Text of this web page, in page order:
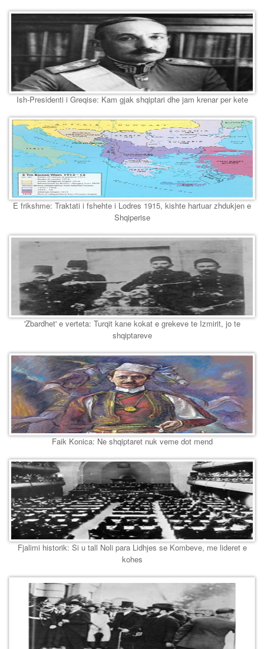
Ish-Presidenti i Greqise: Kam gjak shqiptari dhe jam krenar per kete
E frikshme: Traktati i fshehte i Lodres 1915, kishte hartuar zhdukjen e
Shqiperise
'Zbardhet' e verteta: Turqit kane kokat e grekeve te Izmirit, jo te
shqiptareve
Faik Konica: Ne shqiptaret nuk veme dot mend
Fjalimi historik: Si u tall Noli para Lidhjes se Kombeve, me lideret e
kohes